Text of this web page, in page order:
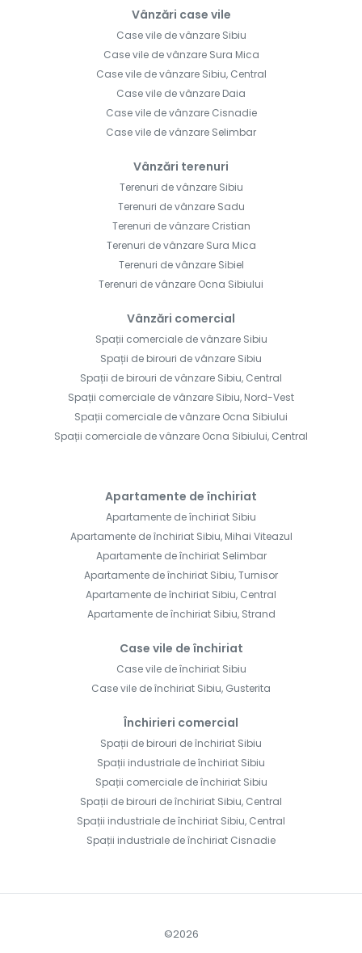
Vânzări case vile
Case vile de vânzare Sibiu
Case vile de vânzare Sura Mica
Case vile de vânzare Sibiu, Central
Case vile de vânzare Daia
Case vile de vânzare Cisnadie
Case vile de vânzare Selimbar
Vânzări terenuri
Terenuri de vânzare Sibiu
Terenuri de vânzare Sadu
Terenuri de vânzare Cristian
Terenuri de vânzare Sura Mica
Terenuri de vânzare Sibiel
Terenuri de vânzare Ocna Sibiului
Vânzări comercial
Spații comerciale de vânzare Sibiu
Spații de birouri de vânzare Sibiu
Spații de birouri de vânzare Sibiu, Central
Spații comerciale de vânzare Sibiu, Nord-Vest
Spații comerciale de vânzare Ocna Sibiului
Spații comerciale de vânzare Ocna Sibiului, Central
Apartamente de închiriat
Apartamente de închiriat Sibiu
Apartamente de închiriat Sibiu, Mihai Viteazul
Apartamente de închiriat Selimbar
Apartamente de închiriat Sibiu, Turnisor
Apartamente de închiriat Sibiu, Central
Apartamente de închiriat Sibiu, Strand
Case vile de închiriat
Case vile de închiriat Sibiu
Case vile de închiriat Sibiu, Gusterita
Închirieri comercial
Spații de birouri de închiriat Sibiu
Spații industriale de închiriat Sibiu
Spații comerciale de închiriat Sibiu
Spații de birouri de închiriat Sibiu, Central
Spații industriale de închiriat Sibiu, Central
Spații industriale de închiriat Cisnadie
©2026